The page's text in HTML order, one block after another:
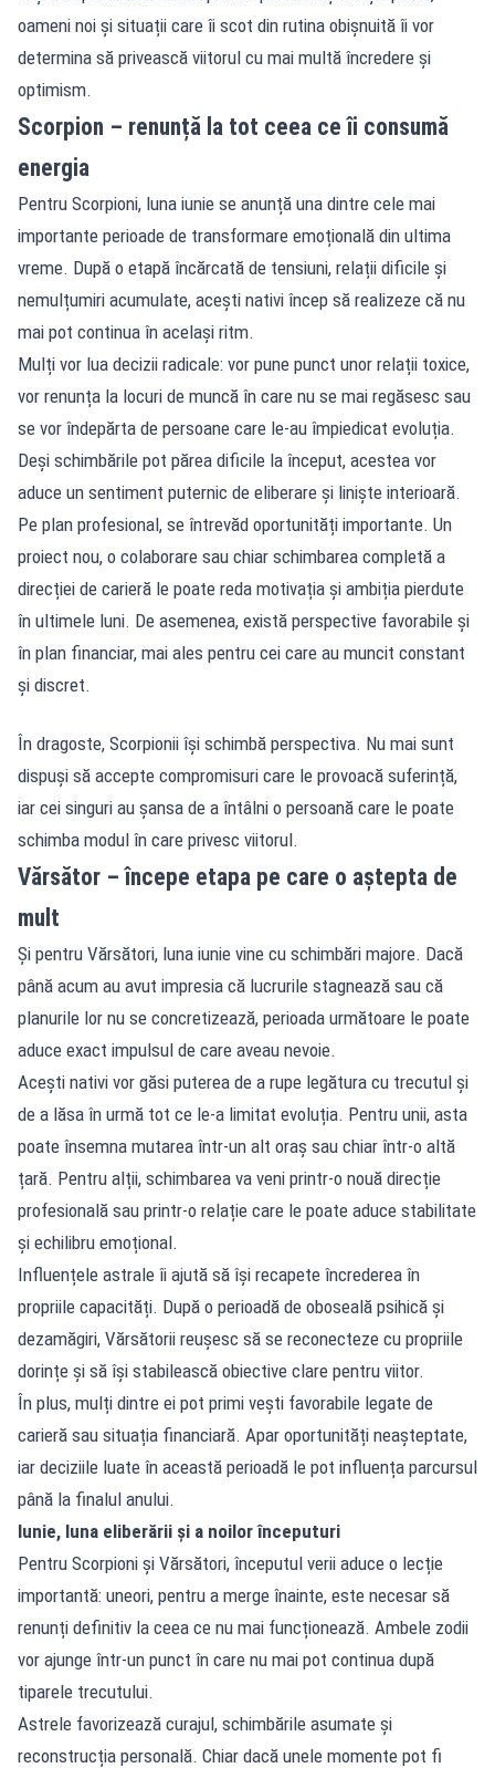
oameni noi și situații care îi scot din rutina obișnuită îi vor
determina să privească viitorul cu mai multă încredere și
optimism.
Scorpion – renunță la tot ceea ce îi consumă
energia
Pentru Scorpioni, luna iunie se anunță una dintre cele mai
importante perioade de transformare emoțională din ultima
vreme. După o etapă încărcată de tensiuni, relații dificile și
nemulțumiri acumulate, acești nativi încep să realizeze că nu
mai pot continua în același ritm.
Mulți vor lua decizii radicale: vor pune punct unor relații toxice,
vor renunța la locuri de muncă în care nu se mai regăsesc sau
se vor îndepărta de persoane care le-au împiedicat evoluția.
Deși schimbările pot părea dificile la început, acestea vor
aduce un sentiment puternic de eliberare și liniște interioară.
Pe plan profesional, se întrevăd oportunități importante. Un
proiect nou, o colaborare sau chiar schimbarea completă a
direcției de carieră le poate reda motivația și ambiția pierdute
în ultimele luni. De asemenea, există perspective favorabile și
în plan financiar, mai ales pentru cei care au muncit constant
și discret.
În dragoste, Scorpionii își schimbă perspectiva. Nu mai sunt
dispuși să accepte compromisuri care le provoacă suferință,
iar cei singuri au șansa de a întâlni o persoană care le poate
schimba modul în care privesc viitorul.
Vărsător – începe etapa pe care o aștepta de
mult
Și pentru Vărsători, luna iunie vine cu schimbări majore. Dacă
până acum au avut impresia că lucrurile stagnează sau că
planurile lor nu se concretizează, perioada următoare le poate
aduce exact impulsul de care aveau nevoie.
Acești nativi vor găsi puterea de a rupe legătura cu trecutul și
de a lăsa în urmă tot ce le-a limitat evoluția. Pentru unii, asta
poate însemna mutarea într-un alt oraș sau chiar într-o altă
țară. Pentru alții, schimbarea va veni printr-o nouă direcție
profesională sau printr-o relație care le poate aduce stabilitate
și echilibru emoțional.
Influențele astrale îi ajută să își recapete încrederea în
propriile capacități. După o perioadă de oboseală psihică și
dezamăgiri, Vărsătorii reușesc să se reconecteze cu propriile
dorințe și să își stabilească obiective clare pentru viitor.
În plus, mulți dintre ei pot primi vești favorabile legate de
carieră sau situația financiară. Apar oportunități neașteptate,
iar deciziile luate în această perioadă le pot influența parcursul
până la finalul anului.
Iunie, luna eliberării și a noilor începuturi
Pentru Scorpioni și Vărsători, începutul verii aduce o lecție
importantă: uneori, pentru a merge înainte, este necesar să
renunți definitiv la ceea ce nu mai funcționează. Ambele zodii
vor ajunge într-un punct în care nu mai pot continua după
tiparele trecutului.
Astrele favorizează curajul, schimbările asumate și
reconstrucția personală. Chiar dacă unele momente pot fi